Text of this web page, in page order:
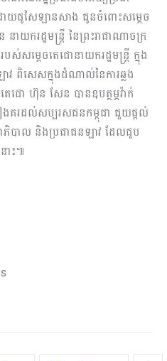
ាយផូសៃឡានសាង ជូនចំពោះសម្តេច
យករដ្ឋមន្រ្តី នៃព្រះរាជាណាចក្រ
ម្តេចតេជោនាយករដ្ឋមន្រ្តី ក្នុង
ពិសេសក្នុងដំណាល់នៃការឆ្លង
ជោ ហ៊ុន សែន បានឧបត្ថម្ភវ៉ាក់
ៀងគរដល់សប្បរសជនកម្ពុជា ជួយផ្តល់
ាភិបាល និងប្រជាជនឡាវ ដែលជួប
ោះ៕